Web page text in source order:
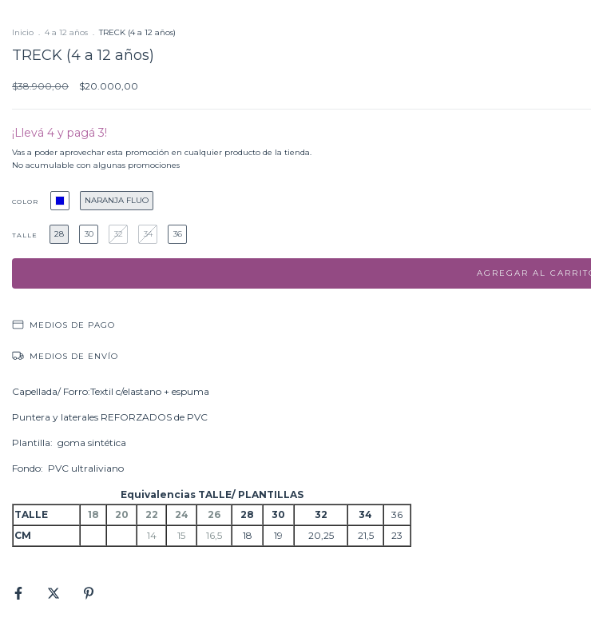
Inicio . 4 a 12 años . TRECK (4 a 12 años)
TRECK (4 a 12 años)
$38.900,00 $20.000,00
¡Llevá 4 y pagá 3!
Vas a poder aprovechar esta promoción en cualquier producto de la tienda.
No acumulable con algunas promociones
COLOR NARANJA FLUO
TALLE 28 30 32 34 36
MEDIOS DE PAGO
MEDIOS DE ENVÍO
Capellada/ Forro:Textil c/elastano + espuma
Puntera y laterales REFORZADOS de PVC
Plantilla: goma sintética
Fondo: PVC ultraliviano
Equivalencias TALLE/ PLANTILLAS
TALLE
18 20 22 24 26 28 30 32 34
36
CM
14 15 16,5 18 19 20,25 21,5 23